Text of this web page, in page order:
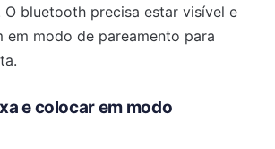
O bluetooth precisa estar visível e
em modo de pareamento para
e colocar em modo